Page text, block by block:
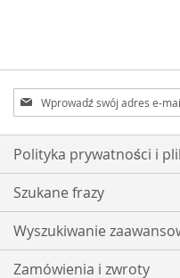
Subskrybuj
nasz
newsletter:
Polityka prywatności i
Szukane frazy
Wyszukiwanie
Zamówienia i zwroty